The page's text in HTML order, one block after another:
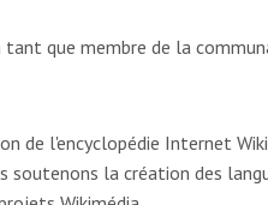
que membre de la
de l'encyclopédie Internet
la création des